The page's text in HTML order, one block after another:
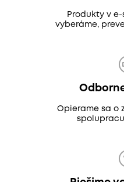
Produkty v
vyberáme,
Opierame sa o